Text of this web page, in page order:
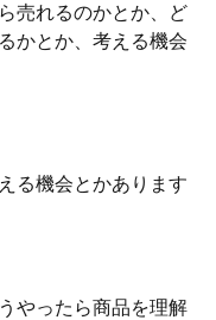
売れるのかとか、ど
かとか、考える機会
る機会とかあります
やったら商品を理解